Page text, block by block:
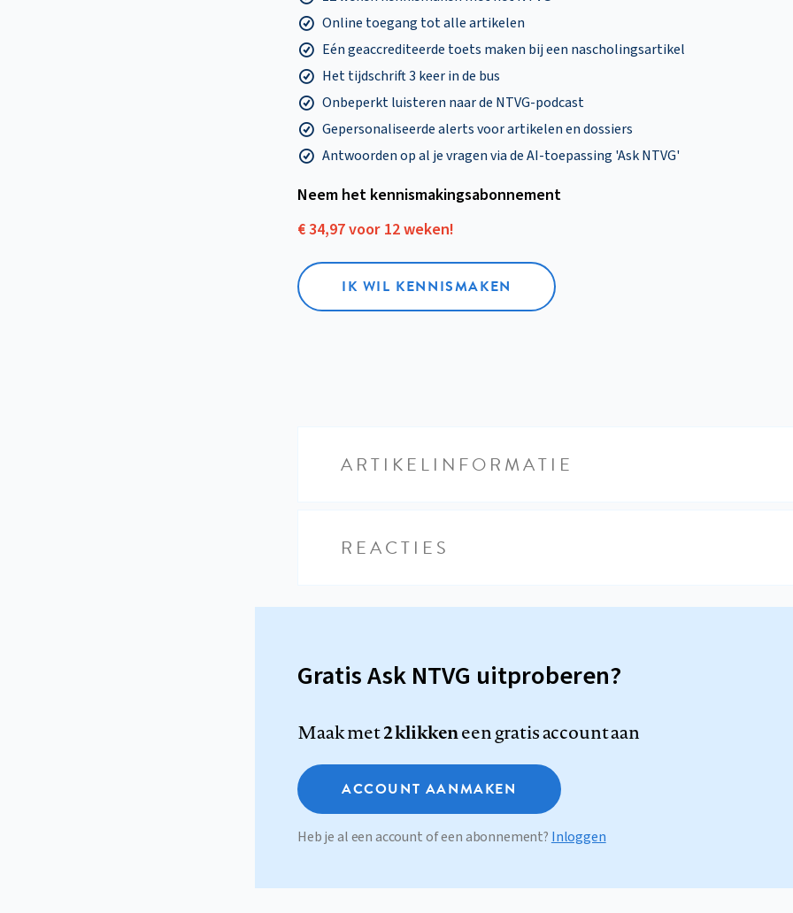
Online toegang tot alle artikelen
Eén geaccrediteerde toets maken bij een nascholingsartikel
Het tijdschrift 3 keer in de bus
Onbeperkt luisteren naar de NTVG-podcast
Gepersonaliseerde alerts voor artikelen en dossiers
Antwoorden op al je vragen via de AI-toepassing 'Ask NTVG'
Neem het kennismakings­abonnement
€ 34,97 voor 12 weken!
IK WIL KENNISMAKEN
ARTIKELINFORMATIE
REACTIES
Gratis Ask NTVG uitproberen?
Maak met2 klikkeneen gratis account aan
ACCOUNT AANMAKEN
Heb je al een account of een abonnement? Inloggen